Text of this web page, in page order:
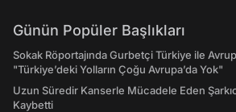
Günün Popüler Başlıkları
Sokak Röportajında Gurbetçi Türkiye ile
"Türkiye’deki Yolların Çoğu Avrupa’da Yok"
Uzun Süredir Kanserle Mücadele Eden
Kaybetti